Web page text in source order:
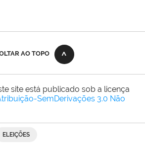
AO TOPO
site está publicado sob a licença
SemDerivações 3.0 Não
ELEIÇÕES